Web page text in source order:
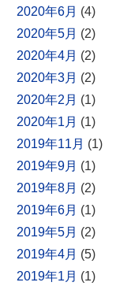
2020年6月 (4)
2020年5月 (2)
2020年4月 (2)
2020年3月 (2)
2020年2月 (1)
2020年1月 (1)
2019年11月 (1)
2019年9月 (1)
2019年8月 (2)
2019年6月 (1)
2019年5月 (2)
2019年4月 (5)
2019年1月 (1)